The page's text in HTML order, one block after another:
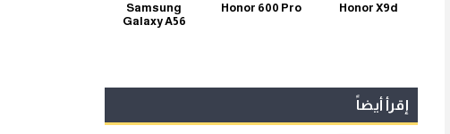
Honor X9d
Honor 600 Pro
Samsung
Galaxy A56
إقرأ أيضاً